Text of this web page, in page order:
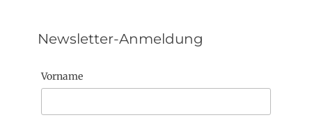
Newsletter-Anmeldung
Vorname